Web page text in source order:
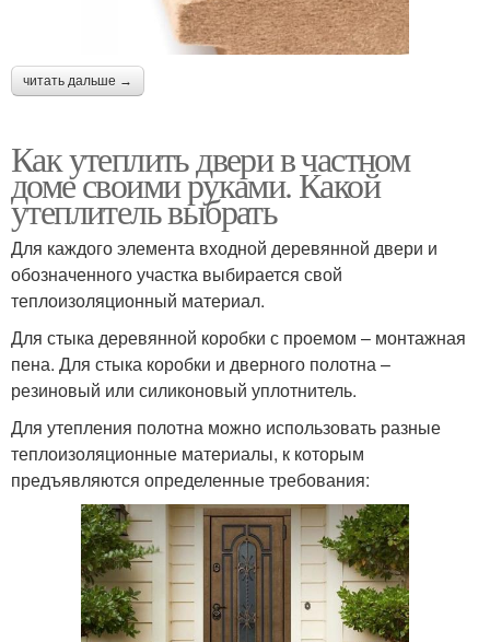
читать дальше →
Как утеплить двери в частном
доме своими руками. Какой
утеплитель выбрать
Для каждого элемента входной деревянной двери и
обозначенного участка выбирается свой
теплоизоляционный материал.
Для стыка деревянной коробки с проемом – монтажная
пена. Для стыка коробки и дверного полотна –
резиновый или силиконовый уплотнитель.
Для утепления полотна можно использовать разные
теплоизоляционные материалы, к которым
предъявляются определенные требования: